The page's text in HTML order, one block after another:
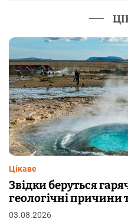
Чому від
шкірі:
29.07.2026